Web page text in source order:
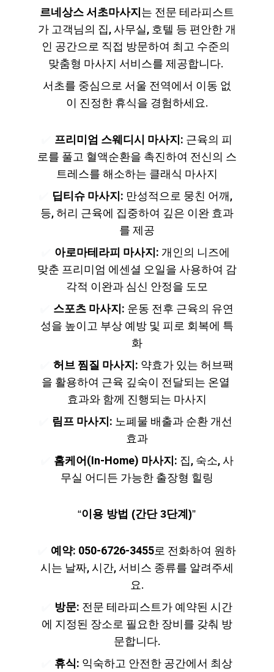
르네상스 서초마사지 는 전문 테라피스트
가 고객님의 집, 사무실, 호텔 등 편안한 개
인 공간으로 직접 방문하여 최고 수준의
맞춤형 마사지 서비스를 제공합니다.
서초를 중심으로 서울 전역에서 이동 없
이 진정한 휴식을 경험하세요.
프리미엄 스웨디시 마사지: 근육의 피
로를 풀고 혈액순환을 촉진하여 전신의 스
트레스를 해소하는 클래식 마사지
딥티슈 마사지: 만성적으로 뭉친 어깨,
등, 허리 근육에 집중하여 깊은 이완 효과
를 제공
아로마테라피 마사지: 개인의 니즈에
맞춘 프리미엄 에센셜 오일을 사용하여 감
각적 이완과 심신 안정을 도모
스포츠 마사지: 운동 전후 근육의 유연
성을 높이고 부상 예방 및 피로 회복에 특
화
✔️ 허브 찜질 마사지: 약효가 있는 허브팩
을 활용하여 근육 깊숙이 전달되는 온열
효과와 함께 진행되는 마사지
림프 마사지: 노폐물 배출과 순환 개선
효과
홈케어(In-Home) 마사지: 집, 숙소, 사
무실 어디든 가능한 출장형 힐링
“이용 방법 (간단 3단계)”
예약: 050-6726-3455로 전화하여 원하
시는 날짜, 시간, 서비스 종류를 알려주세
요.
방문: 전문 테라피스트가 예약된 시간
에 지정된 장소로 필요한 장비를 갖춰 방
문합니다.
휴식: 익숙하고 안전한 공간에서 최상